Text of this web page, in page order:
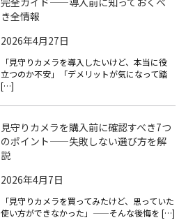
き全情報
2026年4月27日
「見守りカメラを導入したいけど、本当に役
立つのか不安」「デメリットが気になって踏
[…]
見守りカメラを購入前に確認すべき7つ
のポイント——失敗しない選び方を解
説
2026年4月7日
「見守りカメラを買ってみたけど、思っていた
使い方ができなかった」——そんな後悔を […]